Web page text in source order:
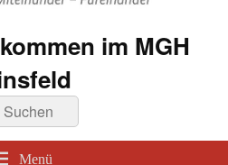
im MGH
Suchen
Menü